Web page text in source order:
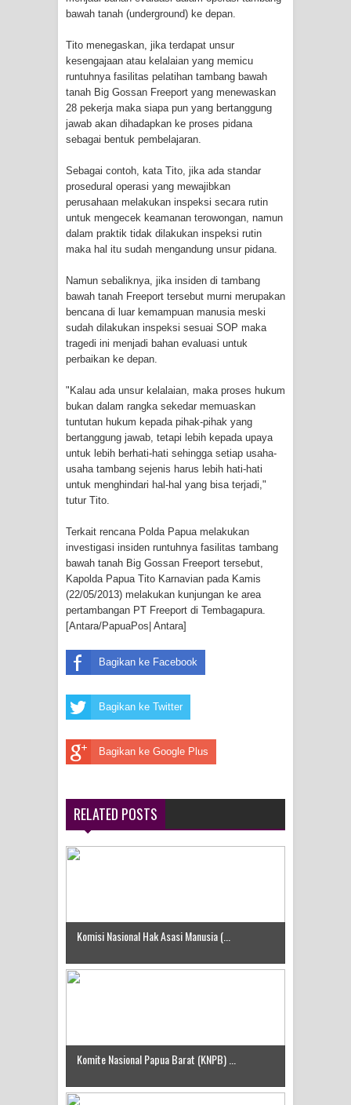
Protes Tumpukan Sampah dengan
Menghambur ke Tengah Jalan
Polres Jayapura Terima Laporan
Hilangnya Agustina Ester Bonsapia
Marthen Medlama Sebut Pemprov
Papua Siapkan 1000 Kuota Beasiswa
BRI Region 18 Jayapura Salurkan
Bantuan CSR untuk RS Bhayangkara
Polda Papua pada Peringatan Hari
Bhayangkara ke-80
Frontier into National Food Belt with
Mechanized Rice Expansion
Mentan Tinjau Program Cetak Sawah
Mantan Sekda Jayawijaya Jadi
Tersangka Kasus Korupsi Jalan
Lingkar
Anniversary in Makassar
bawah tanah (underground) ke depan.
Tito menegaskan, jika terdapat unsur
kesengajaan atau kelalaian yang memicu
runtuhnya fasilitas pelatihan tambang bawah
tanah Big Gossan Freeport yang menewaskan
28 pekerja maka siapa pun yang bertanggung
jawab akan dihadapkan ke proses pidana
sebagai bentuk pembelajaran.
Sebagai contoh, kata Tito, jika ada standar
prosedural operasi yang mewajibkan
perusahaan melakukan inspeksi secara rutin
untuk mengecek keamanan terowongan, namun
dalam praktik tidak dilakukan inspeksi rutin
maka hal itu sudah mengandung unsur pidana.
Namun sebaliknya, jika insiden di tambang
bawah tanah Freeport tersebut murni merupakan
bencana di luar kemampuan manusia meski
sudah dilakukan inspeksi sesuai SOP maka
tragedi ini menjadi bahan evaluasi untuk
perbaikan ke depan.
"Kalau ada unsur kelalaian, maka proses hukum
bukan dalam rangka sekedar memuaskan
tuntutan hukum kepada pihak-pihak yang
bertanggung jawab, tetapi lebih kepada upaya
untuk lebih berhati-hati sehingga setiap usaha-
usaha tambang sejenis harus lebih hati-hati
untuk menghindari hal-hal yang bisa terjadi,"
tutur Tito.
Terkait rencana Polda Papua melakukan
investigasi insiden runtuhnya fasilitas tambang
bawah tanah Big Gossan Freeport tersebut,
Kapolda Papua Tito Karnavian pada Kamis
(22/05/2013) melakukan kunjungan ke area
pertambangan PT Freeport di Tembagapura.
[Antara/PapuaPos| Antara]
Bagikan ke Facebook
Bagikan ke Twitter
Bagikan ke Google Plus
RELATED POSTS
Komisi Nasional Hak Asasi Manusia (...
Komite Nasional Papua Barat (KNPB) ...